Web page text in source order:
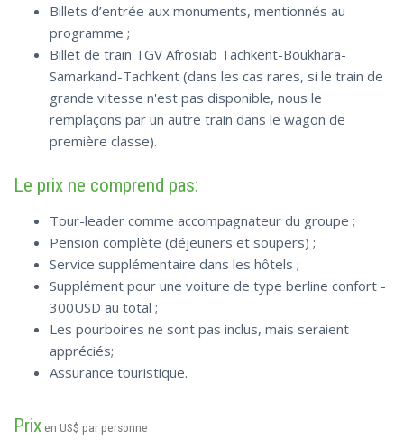
Billets d’entrée aux monuments, mentionnés au
programme ;
Billet de train TGV Afrosiab Tachkent-Boukhara-
Samarkand-Tachkent (dans les cas rares, si le train de
grande vitesse n'est pas disponible, nous le
remplaçons par un autre train dans le wagon de
première classe).
Le prix ne comprend pas:
Tour-leader comme accompagnateur du groupe ;
Pension complète (déjeuners et soupers) ;
Service supplémentaire dans les hôtels ;
Supplément pour une voiture de type berline confort -
300USD au total ;
Les pourboires ne sont pas inclus, mais seraient
appréciés;
Assurance touristique.
Prix en US$ par personne